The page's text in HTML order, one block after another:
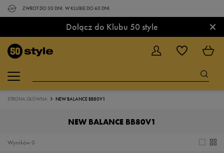
ZWROT DO 30 DNI. W KLUBIE DO 60 DNI.
Dołącz do Klubu 50 style ×
STRONA GŁÓWNA NEW BALANCE BB80V1
NEW BALANCE BB80V1
0
Wyników